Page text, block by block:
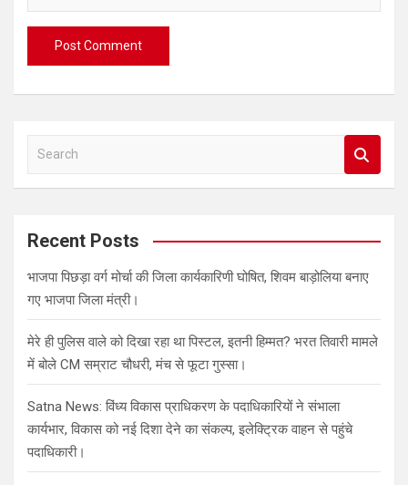
a
c
Recent Posts
भाजपा पिछड़ा वर्ग मोर्चा की जिला कार्यकारिणी घोषित, शिवम बाड़ोलिया बनाए
गए भाजपा जिला मंत्री।
मेरे ही पुलिस वाले को दिखा रहा था पिस्टल, इतनी हिम्मत? भरत तिवारी मामले
में बोले CM सम्राट चौधरी, मंच से फूटा गुस्सा।
Satna News: विंध्य विकास प्राधिकरण के पदाधिकारियों ने संभाला
कार्यभार, विकास को नई दिशा देने का संकल्प, इलेक्ट्रिक वाहन से पहुंचे
पदाधिकारी।